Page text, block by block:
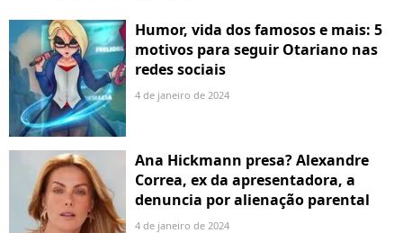
Humor, vida dos famosos e mais: 5
motivos para seguir Otariano nas
redes sociais
4 de janeiro de 2024
Ana Hickmann presa? Alexandre
Correa, ex da apresentadora, a
denuncia por alienação parental
4 de janeiro de 2024